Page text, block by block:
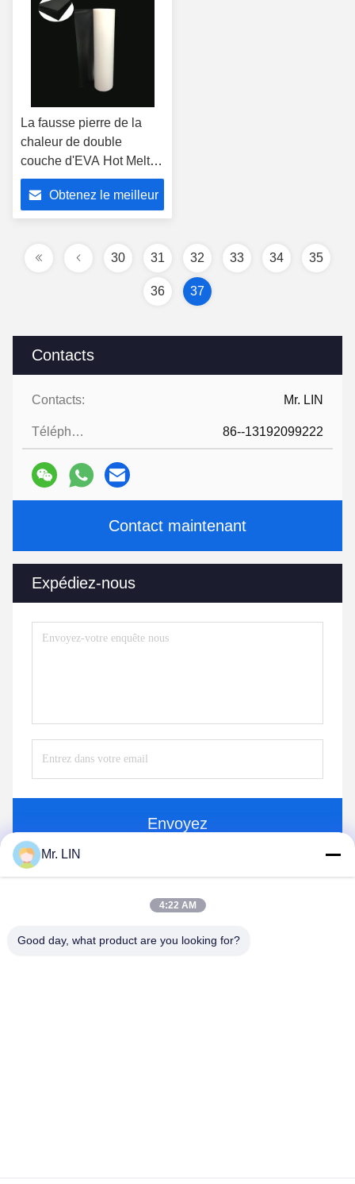
Contacts
Contacts: Mr. LIN
Téléphone: 86--13192099222
Contact maintenant
Expédiez-nous
Envoyez
La fausse pierre de la
chaleur de double
couche d'EVA Hot Melt
Adhesive Film de travail
du bois facile
fonctionnent
Obtenez le meilleur
30 31 32 33 34 35
36 37
Guangdong Jinhonghai New Material
Mr. LIN
4:22 AM
Good day, what product are you looking for?